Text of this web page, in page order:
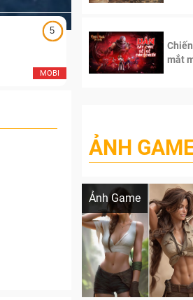
5
MOBI
Ngạo
mắt
ẢNH
Ảnh Game
Lala Croft vừa nóng
Khi AI Cosplay gái